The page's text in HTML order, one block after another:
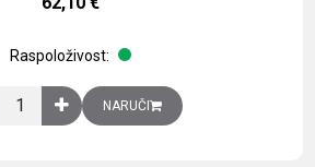
Raspoloživost:
Obična montažna ploča V1000xŠ800mm,
NARUČI